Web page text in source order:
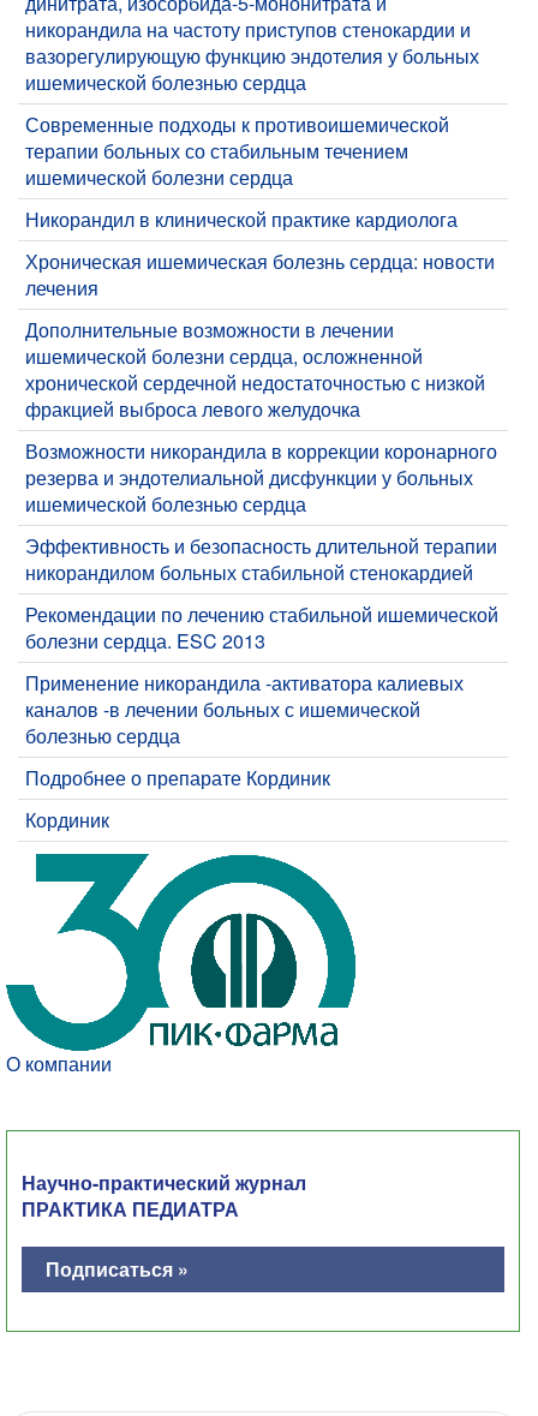
никорандила на частоту приступов стенокардии и
вазорегулирующую функцию эндотелия у больных
ишемической болезнью сердца
Современные подходы к противоишемической
терапии больных со стабильным течением
ишемической болезни сердца
Никорандил в клинической практике кардиолога
Хроническая ишемическая болезнь сердца: новости
лечения
Дополнительные возможности в лечении
ишемической болезни сердца, осложненной
хронической сердечной недостаточностью с низкой
фракцией выброса левого желудочка
Возможности никорандила в коррекции коронарного
резерва и эндотелиальной дисфункции у больных
ишемической болезнью сердца
Эффективность и безопасность длительной терапии
никорандилом больных стабильной стенокардией
Рекомендации по лечению стабильной ишемической
болезни сердца. ESC 2013
Применение никорандила -активатора калиевых
каналов -в лечении больных с ишемической
болезнью сердца
Подробнее о препарате Кординик
Кординик
О компании
Научно-практический журнал
ПРАКТИКА ПЕДИАТРА
Подписаться »